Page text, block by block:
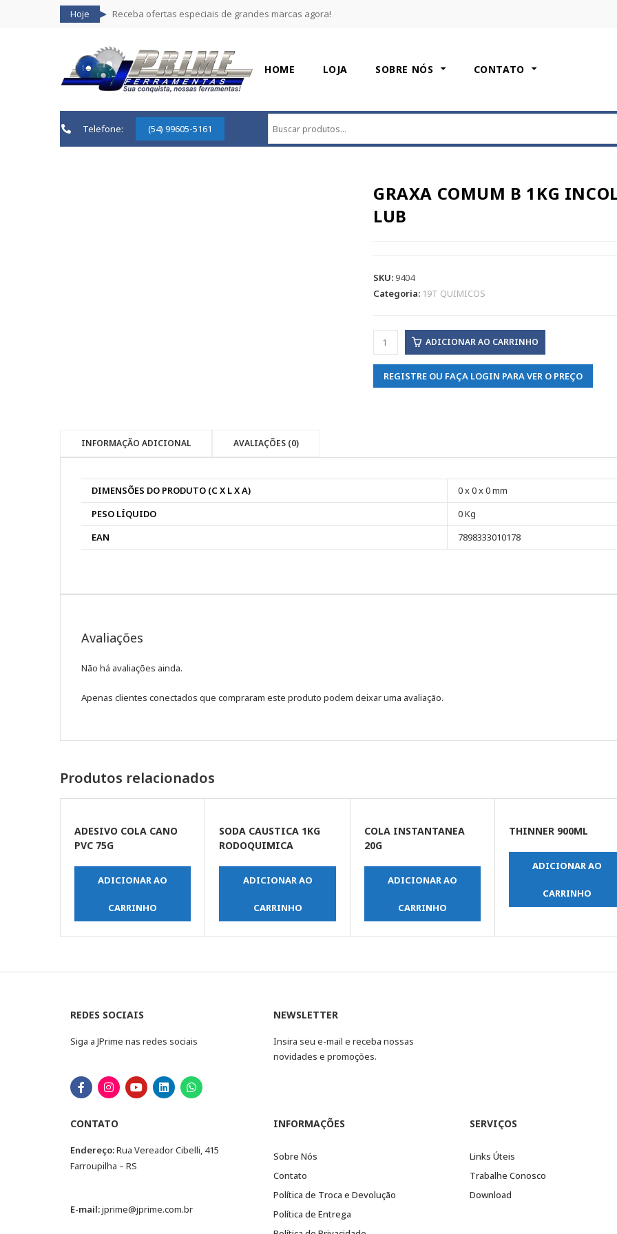
Hoje Receba ofertas especiais de grandes marcas agora!
HOME LOJA SOBRE NÓS CONTATO
Telefone: (54) 99605-5161
GRAXA COMUM B 1KG
LUB
SKU:9404
Categoria: 19T QUIMICOS
ADICIONAR AO CARRINHO
REGISTRE OU FAÇA LOGIN PARA VER O PREÇO
INFORMAÇÃO ADICIONAL AVALIAÇÕES (0)
DIMENSÕES DO PRODUTO (C X L X A)
0 x 0 x 0 mm
PESO LÍQUIDO
0 Kg
EAN
7898333010178
Avaliações
Não há avaliações ainda.
Apenas clientes conectados que compraram este produto podem deixar uma avaliação.
Produtos relacionados
ADESIVO COLA CANO
PVC 75G
ADICIONAR AO
CARRINHO
SODA CAUSTICA 1KG
RODOQUIMICA
ADICIONAR AO
CARRINHO
COLA INSTANTANEA
20G
ADICIONAR AO
CARRINHO
THINNER 900ML
ADICIONAR AO
CARRINHO
REDES SOCIAIS
Siga a JPrime nas redes sociais
NEWSLETTER
Insira seu e-mail e receba nossas
novidades e promoções.
CONTATO
Endereço:Rua Vereador Cibelli, 415
Farroupilha – RS
E-mail:jprime@jprime.com.br
INFORMAÇÕES
Sobre Nós
Contato
Política de Troca e Devolução
Política de Entrega
SERVIÇOS
Links Úteis
Trabalhe Conosco
Download